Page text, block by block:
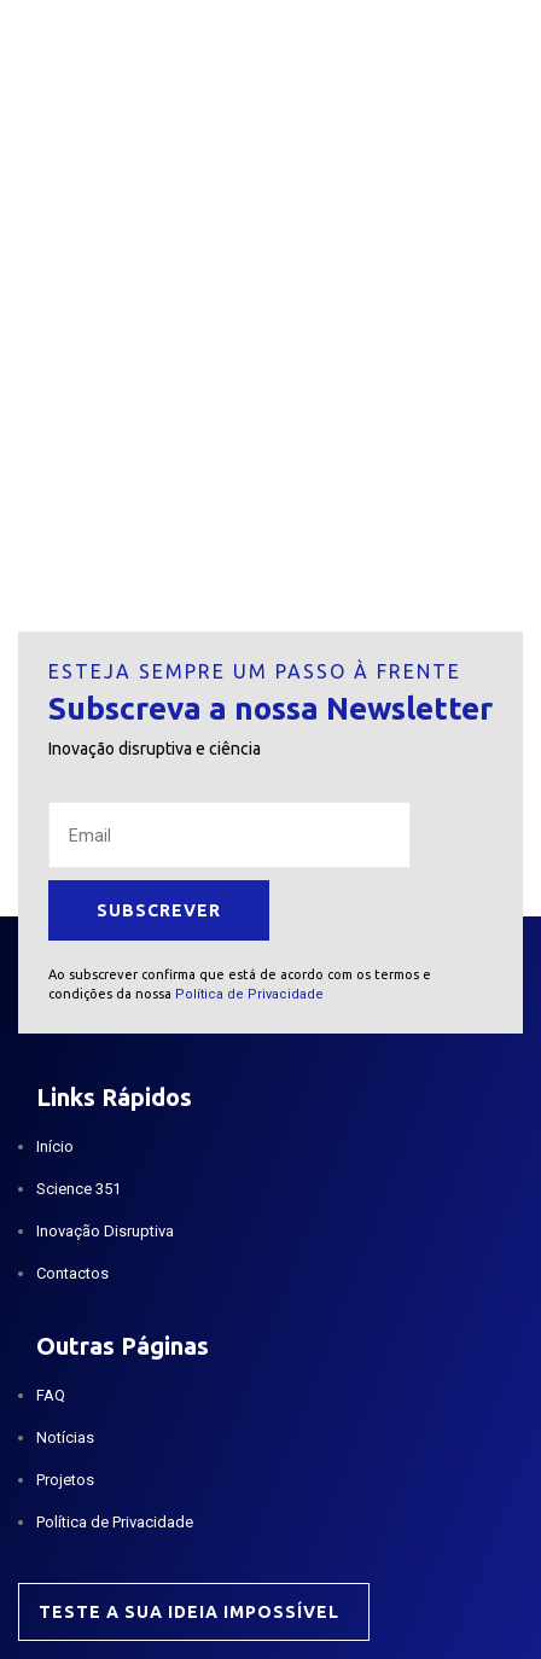
ESTEJA SEMPRE UM PASSO À FRENTE
Subscreva a nossa Newsletter
Inovação disruptiva e ciência
Ao subscrever confirma que está de acordo com os termos e
condições da nossa Política de Privacidade
Links Rápidos
Início
Science 351
Inovação Disruptiva
Contactos
Outras Páginas
FAQ
Notícias
Projetos
Política de Privacidade
TESTE A SUA IDEIA IMPOSSÍVEL